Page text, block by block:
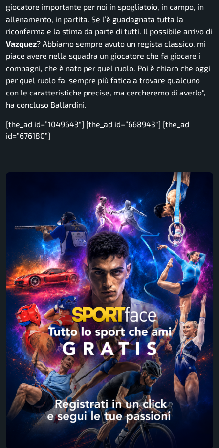
giocatore importante per noi in spogliatoio, in campo, in
allenamento, in partita. Se l’è guadagnata tutta la
riconferma e la stima da parte di tutti. Il possibile arrivo di
Vazquez? Abbiamo sempre avuto un regista classico, mi
piace avere nella squadra un giocatore che fa giocare i
compagni, che è nato per quel ruolo. Poi è chiaro che oggi
per quel ruolo fai sempre più fatica a trovare qualcuno
con le caratteristiche precise, ma cercheremo di averlo“,
ha concluso Ballardini.
[the_ad id=”1049643″] [the_ad id=”668943″] [the_ad
id=”676180”]